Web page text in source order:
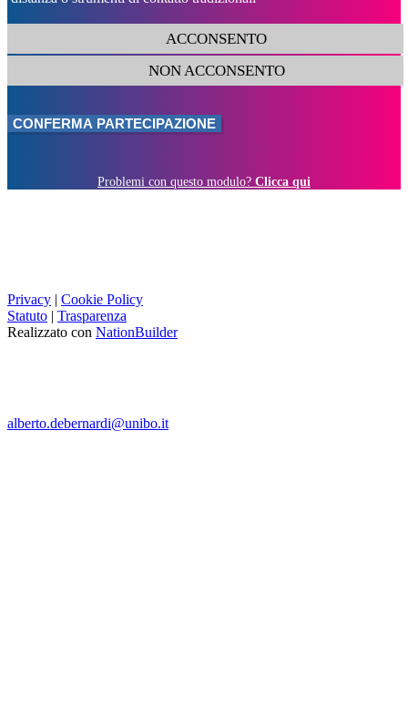
ACCONSENTO
NON ACCONSENTO
Problemi con questo modulo? Clicca qui
Privacy | Cookie Policy
Statuto | Trasparenza
Realizzato con NationBuilder
alberto.debernardi@unibo.it